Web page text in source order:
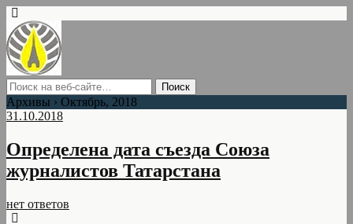
Архивы › Октябрь, 2018
31.10.2018
Определена дата съезда Союза
журналистов Татарстана
нет ответов